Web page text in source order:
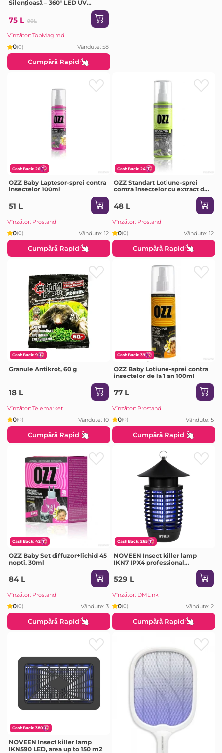
Silențioasă – 360° LED UV
75 L 90L
Vînzător: TopMag.md
0(0) Vândute: 58
Cumpără Rapid
CashBack: 26
OZZ Baby Laptesor-sprei contra
insectelor 100ml
51 L
Vînzător: Prostand
0(0) Vândute: 12
Cumpără Rapid
CashBack: 24
OZZ Standart Lotiune-sprei
contra insectelor cu extract de
48 L
Vînzător: Prostand
0(0) Vândute: 12
Cumpără Rapid
CashBack: 9
Granule Antikrot, 60 g
18 L
Vînzător: Telemarket
0(0) Vândute: 10
Cumpără Rapid
CashBack: 39
OZZ Baby Lotiune-sprei contra
insectelor de la 1 an 100ml
77 L
Vînzător: Prostand
0(0) Vândute: 5
Cumpără Rapid
CashBack: 42
OZZ Baby Set diffuzor+lichid 45
nopti, 30ml
84 L
Vînzător: Prostand
0(0) Vândute: 3
Cumpără Rapid
CashBack: 265
NOVEEN Insect killer lamp
IKN7 IPX4 professional
529 L
Vînzător: DMLink
0(0) Vândute: 2
Cumpără Rapid
CashBack: 380
NOVEEN Insect killer lamp
IKN590 LED, area up to 150 m2